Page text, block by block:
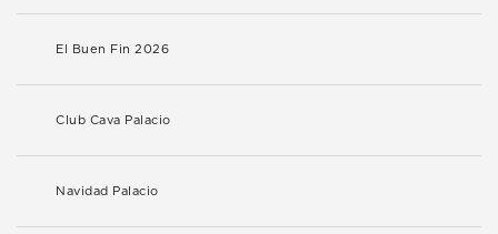
El Buen Fin 2026
Club Cava Palacio
Navidad Palacio